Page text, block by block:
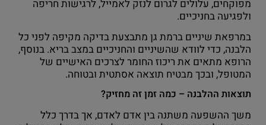
מפוקחים, עלולים לגרום לנזק לאמייל, לרגישות חריפה
ולפגיעה בחניכיים.
במרפאת שיניים ברמת גן מתבצעת בדיקה מקיפה לפני כל
הלבנה, כדי לוודא שהשיניים והחניכיים במצב בריא. בנוסף,
הרופא מתאים את ריכוז החומר לצרכים האישיים של
המטופל, ובכך מבטיח תוצאה אסתטית ובטוחה.
תוצאות ההלבנה – כמה זמן זה מחזיק?
משך ההשפעה משתנה בין אדם לאדם, אך בדרך כלל